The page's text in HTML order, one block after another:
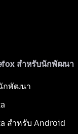
สำหรับนักพัฒนา
กพัฒนา
สำหรับ Android